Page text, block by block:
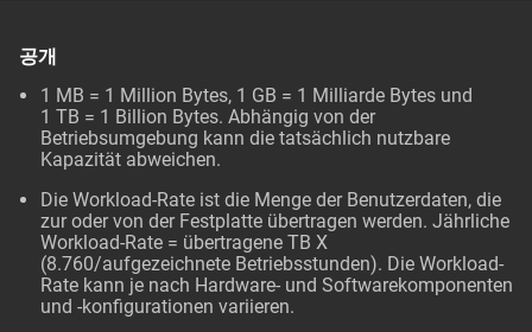
공개
1 MB = 1 Million Bytes, 1 GB = 1 Milliarde Bytes und
1 TB = 1 Billion Bytes. Abhängig von der
Betriebsumgebung kann die tatsächlich nutzbare
Kapazität abweichen.
Die Workload-Rate ist die Menge der Benutzerdaten, die
zur oder von der Festplatte übertragen werden. Jährliche
Workload-Rate = übertragene TB X
(8.760/aufgezeichnete Betriebsstunden). Die Workload-
Rate kann je nach Hardware- und Softwarekomponenten
und -konfigurationen variieren.